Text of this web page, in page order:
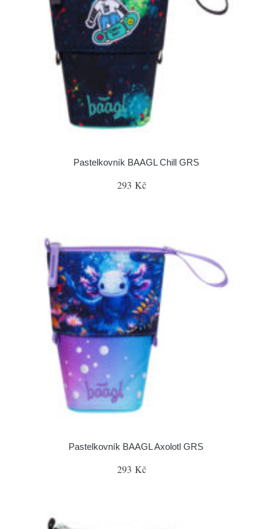
Pastelkovník BAAGL Chill GRS
293 Kč
Pastelkovník BAAGL Axolotl GRS
293 Kč